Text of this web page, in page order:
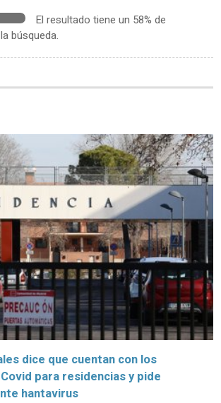
El resultado tiene un 58% de
búsqueda.
dice que cuentan con los
para residencias y pide
hantavirus